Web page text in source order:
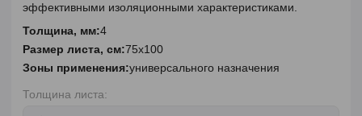
эффективными изоляционными характеристиками.
Толщина, мм:4
Размер листа, см:75х100
Зоны применения:универсального назначения
Толщина листа: